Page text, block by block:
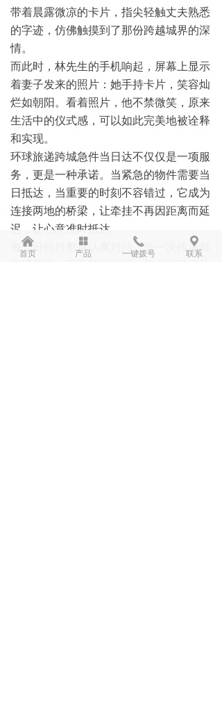
带着晨露微凉的卡片，指尖轻触丈夫熟悉
的字迹，仿佛触摸到了那份跨越城界的深
情。
而此时，林先生的手机响起，屏幕上显示
着妻子发来的照片：她手持卡片，笑容灿
烂如朝阳。看着照片，他不禁微笑，原来
生活中的仪式感，可以如此完美地被诠释
和实现。
环球旅递跨城急件当日达不仅仅是一项服
务，更是一种承诺。当紧急的物件需要当
日抵达，当重要的时刻不容错过，它成为
连接两地的桥梁，让牵挂不再因距离而延
迟，让心意准时抵达。
每一份托付都被认真对待，每一次传递都
낀
首页
넒
产品
끅
一键拨号
끇
联系